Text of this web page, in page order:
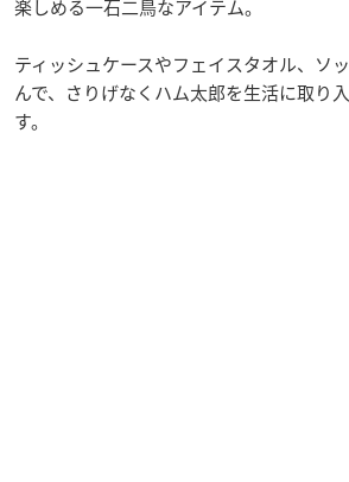
楽しめる一石二鳥なアイテム。
ティッシュケースやフェイスタオル、ソ
んで、さりげなくハム太郎を生活に取り
す。